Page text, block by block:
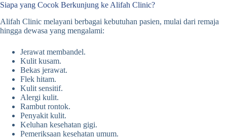
Siapa yang Cocok Berkunjung ke Alifah Clinic?
Alifah Clinic melayani berbagai kebutuhan pasien, mulai dari remaja
hingga dewasa yang mengalami:
Jerawat membandel.
Kulit kusam.
Bekas jerawat.
Flek hitam.
Kulit sensitif.
Alergi kulit.
Rambut rontok.
Penyakit kulit.
Keluhan kesehatan gigi.
Pemeriksaan kesehatan umum.